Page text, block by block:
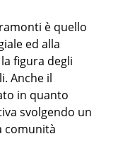
è quello
ed alla
figura degli
Anche il
in quanto
svolgendo un
comunità